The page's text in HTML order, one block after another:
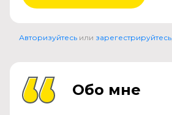
Авторизуйтесь или зарегестрируйтесь
Обо мне